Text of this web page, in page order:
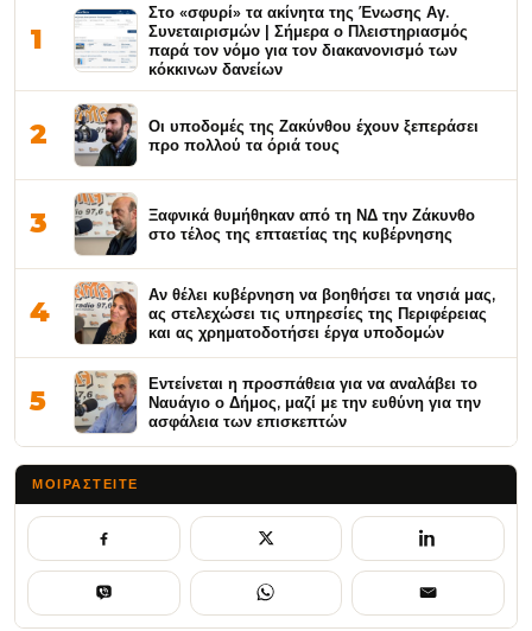
1
Στο «σφυρί» τα ακίνητα της Ένωσης Αγ.
Συνεταιρισμών | Σήμερα ο Πλειστηριασμός
παρά τον νόμο για τον διακανονισμό των
κόκκινων δανείων
2
Οι υποδομές της Ζακύνθου έχουν ξεπεράσει
προ πολλού τα όριά τους
3
Ξαφνικά θυμήθηκαν από τη ΝΔ την Ζάκυνθο
στο τέλος της επταετίας της κυβέρνησης
4
Αν θέλει κυβέρνηση να βοηθήσει τα νησιά μας,
ας στελεχώσει τις υπηρεσίες της Περιφέρειας
και ας χρηματοδοτήσει έργα υποδομών
5
Εντείνεται η προσπάθεια για να αναλάβει το
Ναυάγιο ο Δήμος, μαζί με την ευθύνη για την
ασφάλεια των επισκεπτών
ΜΟΙΡΑΣΤΕΊΤΕ